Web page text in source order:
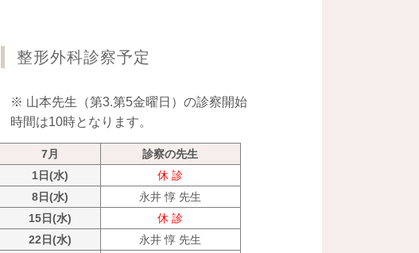
整形外科診察予定
※ 山本先生（第3.第5金曜日）の診察開始
時間は10時となります。
7月
診察の先生
1日(水)
休 診
8日(水)
永井 惇 先生
15日(水)
休 診
22日(水)
永井 惇 先生